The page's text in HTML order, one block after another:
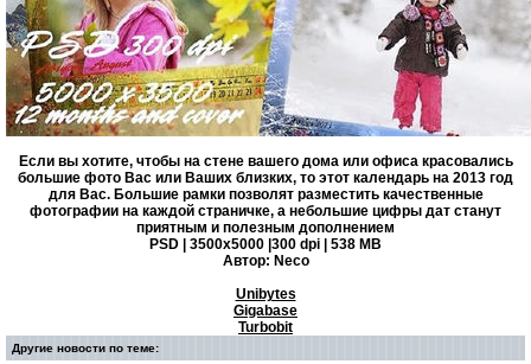
Если вы хотите, чтобы на стене вашего дома или офиса красовались
большие фото Вас или Ваших близких, то этот календарь на 2013 год
для Вас. Большие рамки позволят разместить качественные
фотографии на каждой страничке, а небольшие цифры дат станут
приятным и полезным дополнением
PSD | 3500x5000 |300 dpi | 538 MB
Автор: Neco
Unibytes
Gigabase
Turbobit
Другие новости по теме: